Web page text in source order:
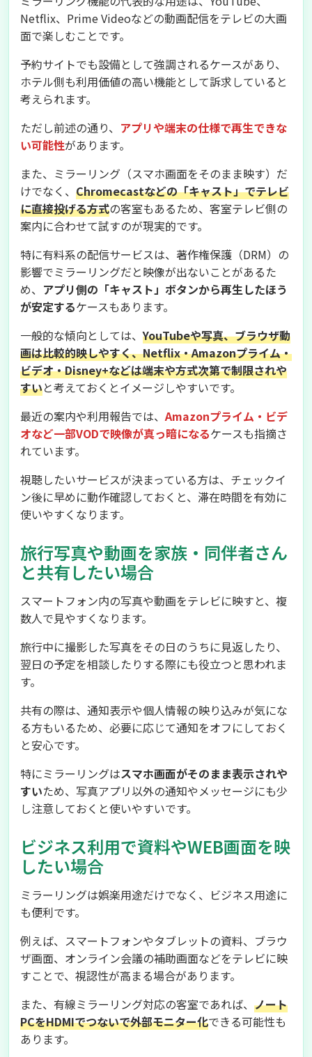
Netflix、Prime Videoなどの動画配信をテレビの大画
面で楽しむことです。
予約サイトでも設備として強調されるケースがあり、
ホテル側も利用価値の高い機能として訴求していると
考えられます。
ただし前述の通り、 アプリや端末の仕様で再生できな
い可能性があります。
また、ミラーリング（スマホ画面をそのまま映す）だ
けでなく、 Chromecastなどの「キャスト」でテレビ
に直接投げる方式の客室もあるため、客室テレビ側の
案内に合わせて試すのが現実的です。
特に有料系の配信サービスは、著作権保護（DRM）の
影響でミラーリングだと映像が出ないことがあるた
め、 アプリ側の「キャスト」ボタンから再生したほう
が安定するケースもあります。
一般的な傾向としては、YouTubeや写真、ブラウザ動
画は比較的映しやすく、Netflix・Amazonプライム・
ビデオ・Disney+などは端末や方式次第で制限されや
すいと考えておくとイメージしやすいです。
最近の案内や利用報告では、Amazonプライム・ビデ
オなど一部VODで映像が真っ暗になるケースも指摘さ
れています。
視聴したいサービスが決まっている方は、チェックイ
ン後に早めに動作確認しておくと、滞在時間を有効に
使いやすくなります。
旅行写真や動画を家族・同伴者さん
と共有したい場合
スマートフォン内の写真や動画をテレビに映すと、複
数人で見やすくなります。
旅行中に撮影した写真をその日のうちに見返したり、
翌日の予定を相談したりする際にも役立つと思われま
す。
共有の際は、通知表示や個人情報の映り込みが気にな
る方もいるため、必要に応じて通知をオフにしておく
と安心です。
特にミラーリングはスマホ画面がそのまま表示されや
すいため、写真アプリ以外の通知やメッセージにも少
し注意しておくと使いやすいです。
ビジネス利用で資料やWEB画面を映
したい場合
ミラーリングは娯楽用途だけでなく、ビジネス用途に
も便利です。
例えば、スマートフォンやタブレットの資料、ブラウ
ザ画面、オンライン会議の補助画面などをテレビに映
すことで、視認性が高まる場合があります。
また、有線ミラーリング対応の客室であれば、 ノート
PCをHDMIでつないで外部モニター化できる可能性も
あります。